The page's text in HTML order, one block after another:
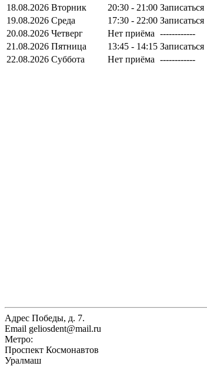
18.08.2026 Вторник 20:30 - 21:00 Записаться
19.08.2026 Среда 17:30 - 22:00 Записаться
20.08.2026 Четверг Нет приёма ------------
21.08.2026 Пятница 13:45 - 14:15 Записаться
22.08.2026 Суббота Нет приёма ------------
Адрес Победы, д. 7.
Email geliosdent@mail.ru
Метро:
Проспект Космонавтов
Уралмаш